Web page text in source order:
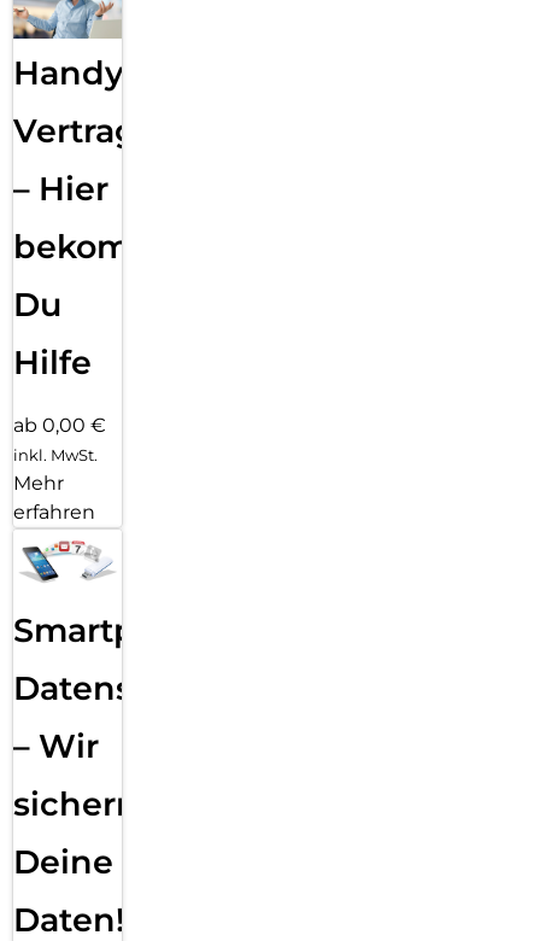
Handy
Vertragsabwicklung
– Hier
bekommst
Du
Hilfe
ab 0,00 €
inkl. MwSt.
Mehr
erfahren
Smartphone
Datensicherung
– Wir
sichern
Deine
Daten!